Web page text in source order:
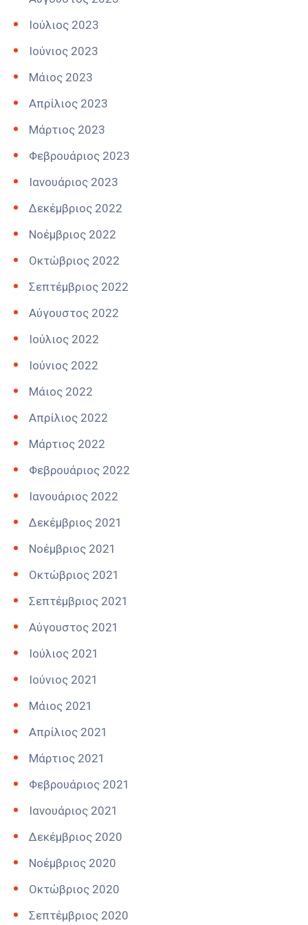
Ιούλιος 2023
Ιούνιος 2023
Μάιος 2023
Απρίλιος 2023
Μάρτιος 2023
Φεβρουάριος 2023
Ιανουάριος 2023
Δεκέμβριος 2022
Νοέμβριος 2022
Οκτώβριος 2022
Σεπτέμβριος 2022
Αύγουστος 2022
Ιούλιος 2022
Ιούνιος 2022
Μάιος 2022
Απρίλιος 2022
Μάρτιος 2022
Φεβρουάριος 2022
Ιανουάριος 2022
Δεκέμβριος 2021
Νοέμβριος 2021
Οκτώβριος 2021
Σεπτέμβριος 2021
Αύγουστος 2021
Ιούλιος 2021
Ιούνιος 2021
Μάιος 2021
Απρίλιος 2021
Μάρτιος 2021
Φεβρουάριος 2021
Ιανουάριος 2021
Δεκέμβριος 2020
Νοέμβριος 2020
Οκτώβριος 2020
Σεπτέμβριος 2020